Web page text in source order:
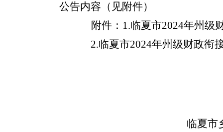
公告内容（见附件）
附件： 1.临夏市2024年州级
2.临夏市2024年州级财政衔
临夏市